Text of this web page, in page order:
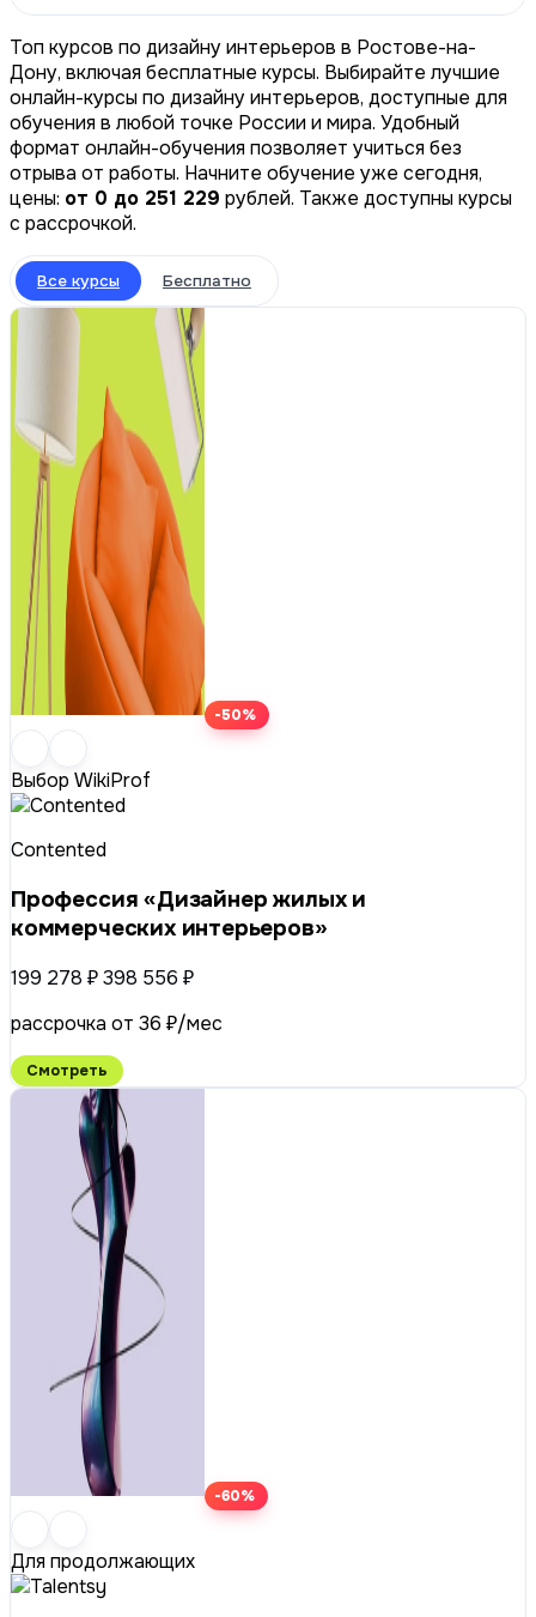
Топ курсов по дизайну интерьеров в Ростове-на-
Дону, включая бесплатные курсы. Выбирайте лучшие
онлайн-курсы по дизайну интерьеров, доступные для
обучения в любой точке России и мира. Удобный
формат онлайн-обучения позволяет учиться без
отрыва от работы. Начните обучение уже сегодня,
цены: от 0 до 251 229 рублей. Также доступны курсы
с рассрочкой.
Все курсы Бесплатно
-50%
Выбор WikiProf
Contented
Профессия «Дизайнер жилых и
коммерческих интерьеров»
199 278 ₽398 556 ₽
рассрочка от 36 ₽/мес
Смотреть
-60%
Для продолжающих